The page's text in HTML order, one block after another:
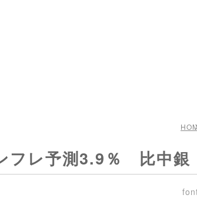
フレ予測3.9％ 比中銀